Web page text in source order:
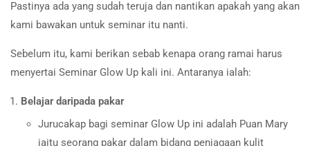
Pastinya ada yang sudah teruja dan nantikan apakah yang akan
kami bawakan untuk seminar itu nanti.
Sebelum itu, kami berikan sebab kenapa orang ramai harus
menyertai Seminar Glow Up kali ini. Antaranya ialah:
Belajar daripada pakar
Jurucakap bagi seminar Glow Up ini adalah Puan Mary
iaitu seorang pakar dalam bidang penjagaan kulit